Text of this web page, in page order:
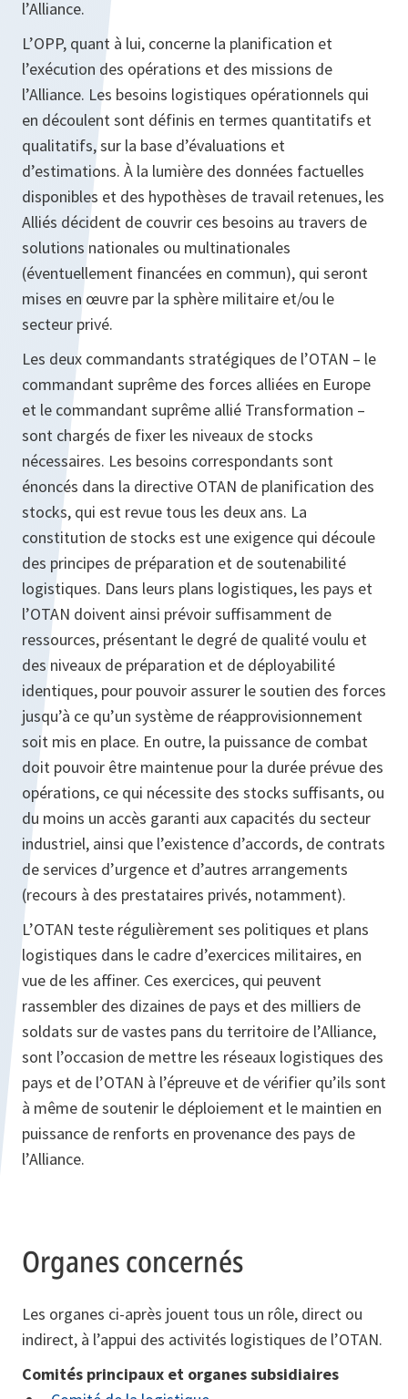
l’Alliance.
L’OPP, quant à lui, concerne la planification et
l’exécution des opérations et des missions de
l’Alliance. Les besoins logistiques opérationnels qui
en découlent sont définis en termes quantitatifs et
qualitatifs, sur la base d’évaluations et
d’estimations. À la lumière des données factuelles
disponibles et des hypothèses de travail retenues, les
Alliés décident de couvrir ces besoins au travers de
solutions nationales ou multinationales
(éventuellement financées en commun), qui seront
mises en œuvre par la sphère militaire et/ou le
secteur privé.
Les deux commandants stratégiques de l’OTAN – le
commandant suprême des forces alliées en Europe
et le commandant suprême allié Transformation –
sont chargés de fixer les niveaux de stocks
nécessaires. Les besoins correspondants sont
énoncés dans la directive OTAN de planification des
stocks, qui est revue tous les deux ans. La
constitution de stocks est une exigence qui découle
des principes de préparation et de soutenabilité
logistiques. Dans leurs plans logistiques, les pays et
l’OTAN doivent ainsi prévoir suffisamment de
ressources, présentant le degré de qualité voulu et
des niveaux de préparation et de déployabilité
identiques, pour pouvoir assurer le soutien des forces
jusqu’à ce qu’un système de réapprovisionnement
soit mis en place. En outre, la puissance de combat
doit pouvoir être maintenue pour la durée prévue des
opérations, ce qui nécessite des stocks suffisants, ou
du moins un accès garanti aux capacités du secteur
industriel, ainsi que l’existence d’accords, de contrats
de services d’urgence et d’autres arrangements
(recours à des prestataires privés, notamment).
L’OTAN teste régulièrement ses politiques et plans
logistiques dans le cadre d’exercices militaires, en
vue de les affiner. Ces exercices, qui peuvent
rassembler des dizaines de pays et des milliers de
soldats sur de vastes pans du territoire de l’Alliance,
sont l’occasion de mettre les réseaux logistiques des
pays et de l’OTAN à l’épreuve et de vérifier qu’ils sont
à même de soutenir le déploiement et le maintien en
puissance de renforts en provenance des pays de
l’Alliance.
Organes concernés
Les organes ci-après jouent tous un rôle, direct ou
indirect, à l’appui des activités logistiques de l’OTAN.
Comités principaux et organes subsidiaires